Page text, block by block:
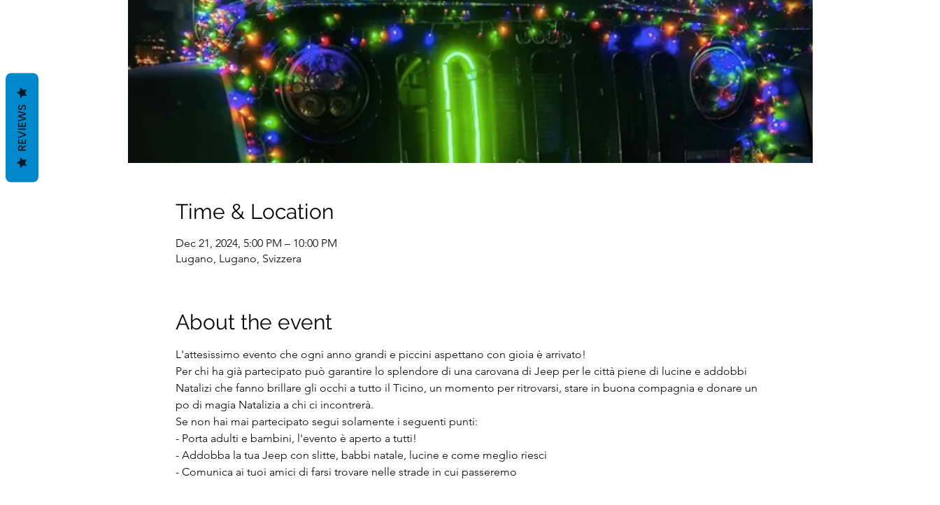
Time & Location
Dec 21, 2024, 5:00 PM – 10:00 PM
Lugano, Lugano, Svizzera
About the event
L'attesissimo evento che ogni anno grandi e piccini aspettano con gioia è arrivato!
Per chi ha già partecipato può garantire lo splendore di una carovana di Jeep per le città piene di lucine e addobbi
Natalizi che fanno brillare gli occhi a tutto il Ticino, un momento per ritrovarsi, stare in buona compagnia e donare un
po di magia Natalizia a chi ci incontrerà.
Se non hai mai partecipato segui solamente i seguenti punti:
- Porta adulti e bambini, l'evento è aperto a tutti!
- Addobba la tua Jeep con slitte, babbi natale, lucine e come meglio riesci
- Comunica ai tuoi amici di farsi trovare nelle strade in cui passeremo
REVIEWS